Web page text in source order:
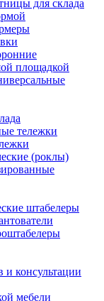
для склада
площадкой
тележки
(роклы)
штабелеры
и консультации
мебели